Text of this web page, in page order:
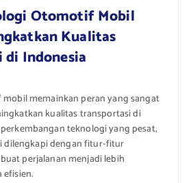
Otomotif Mobil
Kualitas
di Indonesia
memainkan peran yang sangat
kualitas transportasi di
teknologi yang pesat,
dilengkapi dengan fitur-fitur
perjalanan menjadi lebih
efisien.